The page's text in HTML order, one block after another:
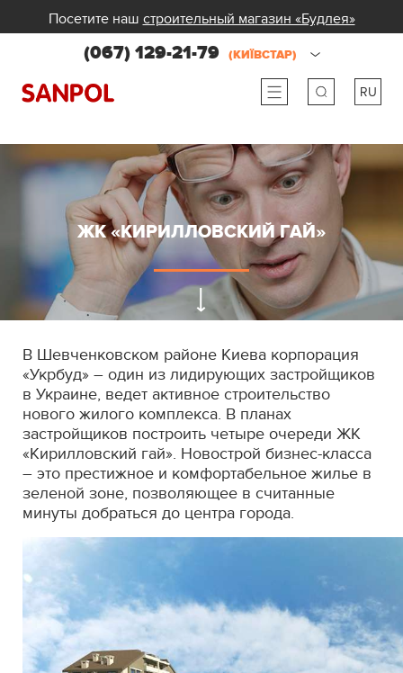
Посетите наш строительный магазин «Будлея»
(067) 129-21-79 (КИЇВСТАР)
RU
ua
ЖК «КИРИЛЛОВСКИЙ ГАЙ»
В Шевченковском районе Киева корпорация
«Укрбуд» – один из лидирующих застройщиков
в Украине, ведет активное строительство
нового жилого комплекса. В планах
застройщиков построить четыре очереди ЖК
«Кирилловский гай». Новострой бизнес-класса
– это престижное и комфортабельное жилье в
зеленой зоне, позволяющее в считанные
минуты добраться до центра города.